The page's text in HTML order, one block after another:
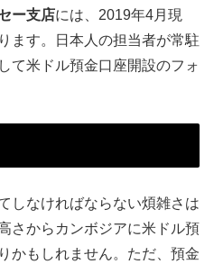
ー支店には、2019年4月現
ます。日本人の担当者が常駐
て米ドル預金口座開設のフォ
しなければならない煩雑さは
さからカンボジアに米ドル預
かもしれません。ただ、預金